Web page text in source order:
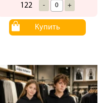
122 - +
Купить